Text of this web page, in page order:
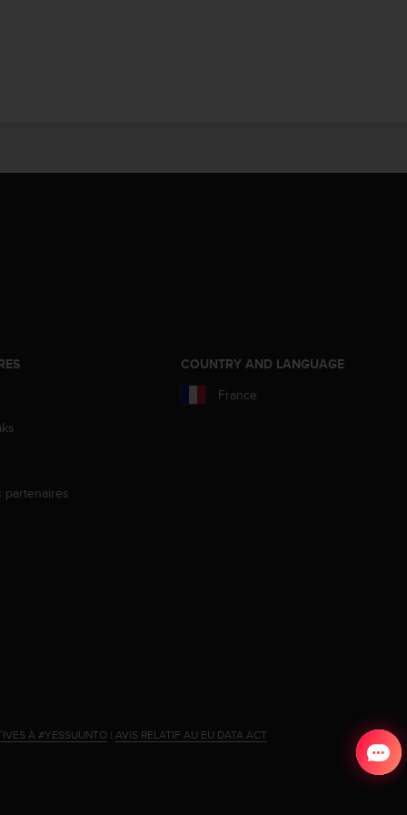
partenaires
COUNTRY AND LANGUAGE
France
À #YESSUUNTO | AVIS RELATIF AU EU DATA ACT